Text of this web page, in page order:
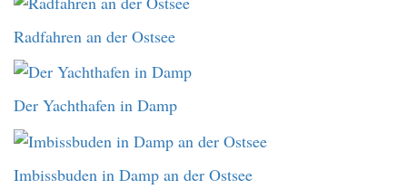
Radfahren an der Ostsee
Der Yachthafen in Damp
Imbissbuden in Damp an der Ostsee